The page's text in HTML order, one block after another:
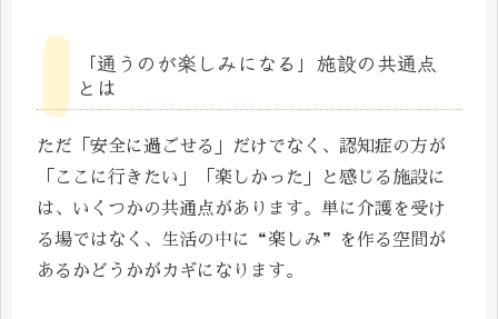
「通うのが楽しみになる」施設の共通点
とは
ただ「安全に過ごせる」だけでなく、認知症の方が
「ここに行きたい」「楽しかった」と感じる施設に
は、いくつかの共通点があります。単に介護を受け
る場ではなく、生活の中に“楽しみ”を作る空間が
あるかどうかがカギになります。